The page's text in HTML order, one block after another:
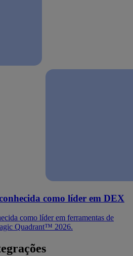
como líder em DEX
como líder em ferramentas de
Quadrant™ 2026.